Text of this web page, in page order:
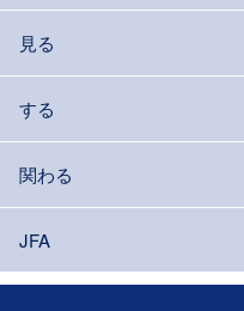
見る
する
関わる
JFA